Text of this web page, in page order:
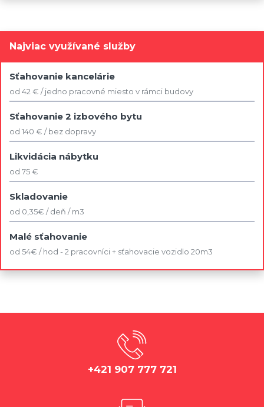
Najviac využívané služby
Sťahovanie kancelárie
od 42 € / jedno pracovné miesto v rámci budovy
Sťahovanie 2 izbového bytu
od 140 € / bez dopravy
Likvidácia nábytku
od 75 €
Skladovanie
od 0,35€ / deň / m3
Malé sťahovanie
od 54€ / hod - 2 pracovníci + sťahovacie vozidlo 20m3
+421 907 777 721